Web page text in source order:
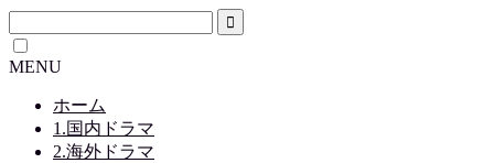
MENU
ホーム
1.国内ドラマ
2.海外ドラマ